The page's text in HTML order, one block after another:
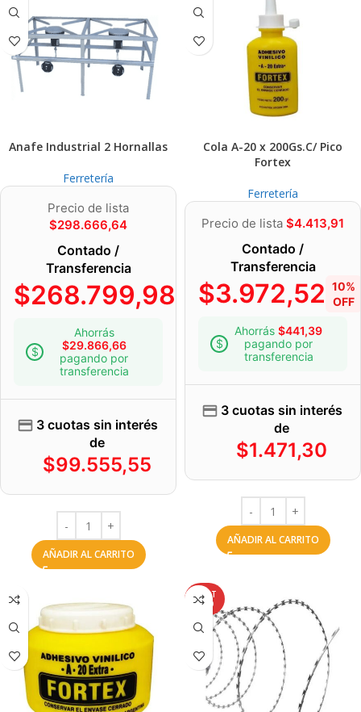
Anafe Industrial 2 Hornallas
Ferretería
Precio de lista
$298.666,64
Contado /
Transferencia
$268.799,98
10%
OFF
Ahorrás
$29.866,66
pagando por
transferencia
3 cuotas sin interés
de
$99.555,55
AÑADIR AL CARRITO
Cola A-20 x 200Gs.C/ Pico
Fortex
Ferretería
Precio de lista $4.413,91
Contado /
Transferencia
$3.972,52 10%
OFF
Ahorrás $441,39
pagando por
transferencia
3 cuotas sin interés
de
$1.471,30
AÑADIR AL CARRITO
AGOT
ADO